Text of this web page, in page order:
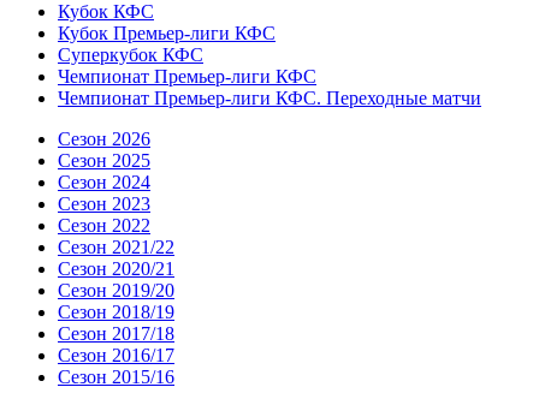
Кубок КФС
Кубок Премьер-лиги КФС
Суперкубок КФС
Чемпионат Премьер-лиги КФС
Чемпионат Премьер-лиги КФС. Переходные матчи
Сезон 2026
Сезон 2025
Сезон 2024
Сезон 2023
Сезон 2022
Сезон 2021/22
Сезон 2020/21
Сезон 2019/20
Сезон 2018/19
Сезон 2017/18
Сезон 2016/17
Сезон 2015/16